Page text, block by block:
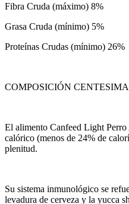
Fibra Cruda (máximo) 8%
Grasa Cruda (mínimo) 5%
Proteínas Crudas (mínimo) 26%
COMPOSICIÓN
El alimento Canfeed Light
calórico (menos de 24% de
plenitud.
Su sistema inmunológico se
levadura de cerveza y la yucca